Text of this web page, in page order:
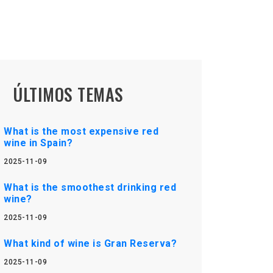
ÚLTIMOS TEMAS
What is the most expensive red
wine in Spain?
2025-11-09
What is the smoothest drinking red
wine?
2025-11-09
What kind of wine is Gran Reserva?
2025-11-09